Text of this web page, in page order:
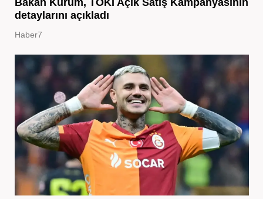
detaylarını açıkladı
Haber7